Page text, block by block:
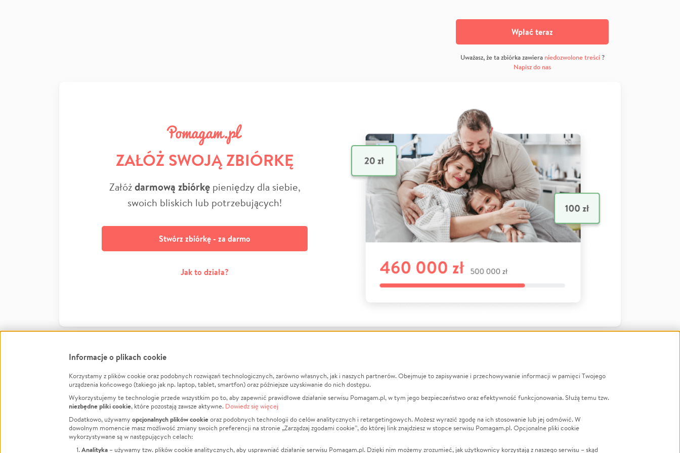
Wpłać teraz
Uważasz, że ta zbiórka zawiera niedozwolone treści?
Napisz do nas
ZAŁÓŻ SWOJĄ ZBIÓRKĘ
Załóżdarmową zbiórkępieniędzy dla siebie,
swoich bliskich lub potrzebujących!
Stwórz zbiórkę - za darmo
Jak to działa?
FacebookTwitter Instagram
LinkedInTikTok Youtube
Informacje
Jak to działa?
Regulamin
Polityka Prywatności
O nas
Opinie
Raporty
Za darmo
Zbieraj na
Leczenie
Zwierzęta
Pożar
LGBTQ+
Powódź
Wichura
Informacje o plikach cookie
Korzystamy z plików cookie oraz podobnych rozwiązań technologicznych, zarówno własnych, jak i naszych partnerów. Obejmuje to zapisywanie i przechowywanie informacji w pamięci Twojego
urządzenia końcowego (takiego jak np. laptop, tablet, smartfon) oraz późniejsze uzyskiwanie do nich dostępu.
Wykorzystujemy te technologie przede wszystkim po to, aby zapewnić prawidłowe działanie serwisu Pomagam.pl, w tym jego bezpieczeństwo oraz efektywność funkcjonowania. Służą temu tzw.
niezbędne pliki cookie, które pozostają zawsze aktywne. Dowiedz się więcej
Dodatkowo, używamy opcjonalnych plików cookieoraz podobnych technologii do celów analitycznych i retargetingowych. Możesz wyrazić zgodę na ich stosowanie lub jej odmówić. W
dowolnym momencie masz możliwość zmiany swoich preferencji na stronie „Zarządzaj zgodami cookie”, do której link znajdziesz w stopce serwisu Pomagam.pl. Opcjonalne pliki cookie
wykorzystywane są w następujących celach:
Analityka – używamy tzw. plików cookie analitycznych, aby usprawniać działanie serwisu Pomagam.pl. Dzięki nim możemy zrozumieć, jak użytkownicy korzystają z naszego serwisu – skąd